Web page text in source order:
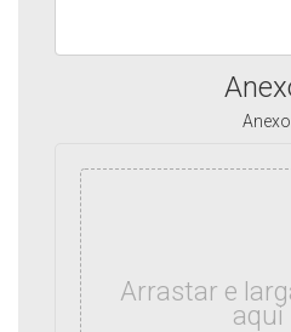
Arrastar e
aqui